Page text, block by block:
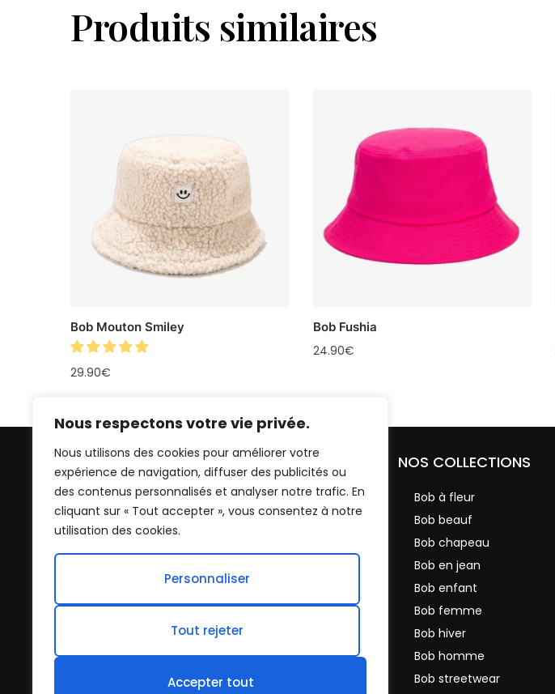
Nous respectons votre vie privée.
Nous utilisons des cookies pour améliorer votre
expérience de navigation, diffuser des publicités ou
des contenus personnalisés et analyser notre trafic. En
cliquant sur « Tout accepter », vous consentez à notre
utilisation des cookies.
Personnaliser
Tout rejeter
Accepter tout
Produits similaires
Bob Mouton Smiley
29.90€
Bob Fushia
24.90€
Chapeau Bob : Alliez style et protection avec
notre collection de bobs, un accessoire
d’aujourd’hui. Parfait pour toutes les saisons
et toutes les occasions.
NOS COLLECTIONS
Bob à fleur
Bob beauf
Bob chapeau
Bob en jean
Bob enfant
Bob femme
Bob hiver
Bob homme
Bob streetwear